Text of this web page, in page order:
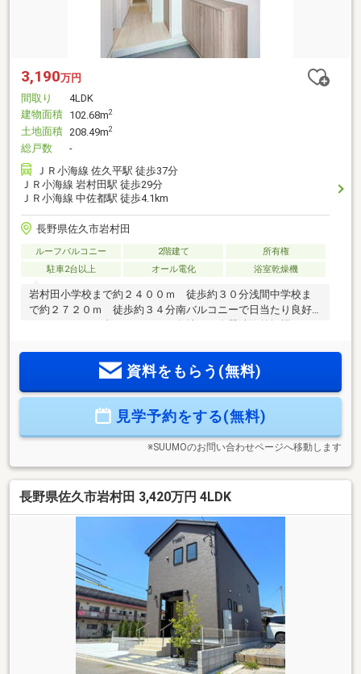
3,190万円
間取り
4LDK
建物面積 102.68m2
土地面積 208.49m2
総戸数
-
ＪＲ小海線 佐久平駅 徒歩37分
ＪＲ小海線 岩村田駅 徒歩29分
ＪＲ小海線 中佐都駅 徒歩4.1km
長野県佐久市岩村田
ルーフバルコニー 2階建て
所有権
駐車2台以上
オール電化 浴室乾燥機
岩村田小学校まで約２４００ｍ 徒歩約３０分浅間中学校ま
で約２７２０ｍ 徒歩約３４分南バルコニーで日当たり良好♪
高める設備が整った住まいです◎お問合せは【0120-801-
370】まで♪お気軽にお問合せください！ ご予約は【イエス
す。支払っていけるか…、審査が通るか…など、住宅ローンの
資料をもらう(無料)
見学予約をする(無料)
※SUUMOのお問い合わせページへ移動します
長野県佐久市岩村田 3,420万円 4LDK